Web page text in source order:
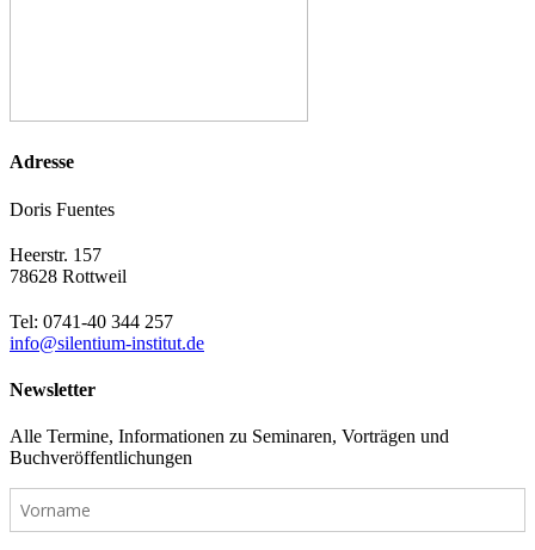
Adresse
Doris Fuentes
Heerstr. 157
78628 Rottweil
Tel: 0741-40 344 257
info@silentium-institut.de
Newsletter
Alle Termine, Informationen zu Seminaren, Vorträgen und
Buchveröffentlichungen